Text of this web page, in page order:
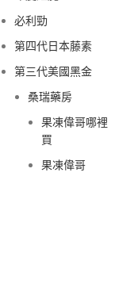
必利勁
第四代日本藤素
第三代美國黑金
桑瑞藥房
果凍偉哥哪裡
買
果凍偉哥